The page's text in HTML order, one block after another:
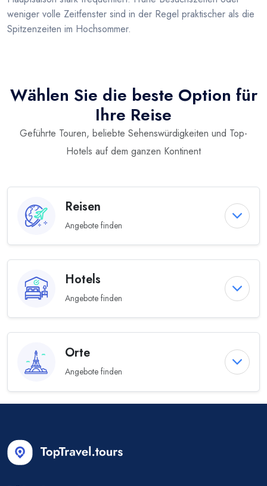
weniger volle Zeitfenster sind in der Regel praktischer als die
Spitzenzeiten im Hochsommer.
Wählen Sie die beste Option für
Ihre Reise
Geführte Touren, beliebte Sehenswürdigkeiten und Top-
Hotels auf dem ganzen Kontinent
Reisen
Angebote finden
Hotels
Angebote finden
Orte
Angebote finden